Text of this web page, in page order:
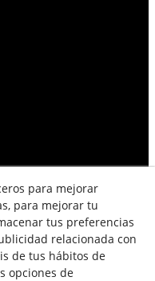
para mejorar
para mejorar tu
tus preferencias
relacionada con
de tus hábitos de
opciones de